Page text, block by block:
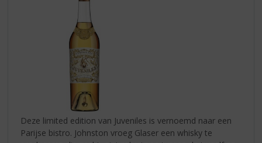
Deze limited edition van Juveniles is vernoemd naar een
Parijse bistro. Johnston vroeg Glaser een whisky te